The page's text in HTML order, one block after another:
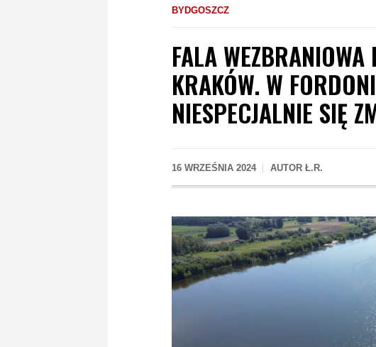
BYDGOSZCZ
FALA
KRAKÓW. W
NIESPECJALNIE SIĘ
16 WRZEŚNIA 2024 AUTOR Ł.R.